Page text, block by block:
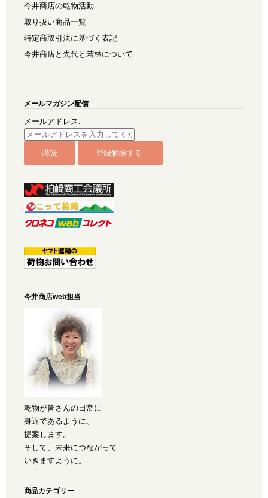
今井商店の乾物活動
取り扱い商品一覧
特定商取引法に基づく表記
今井商店と先代と若林について
メールマガジン配信
メールアドレス:
今井商店web担当
乾物が皆さんの日常に
身近であるように、
提案します。
そして、未来につながって
いきますように。
商品カテゴリー